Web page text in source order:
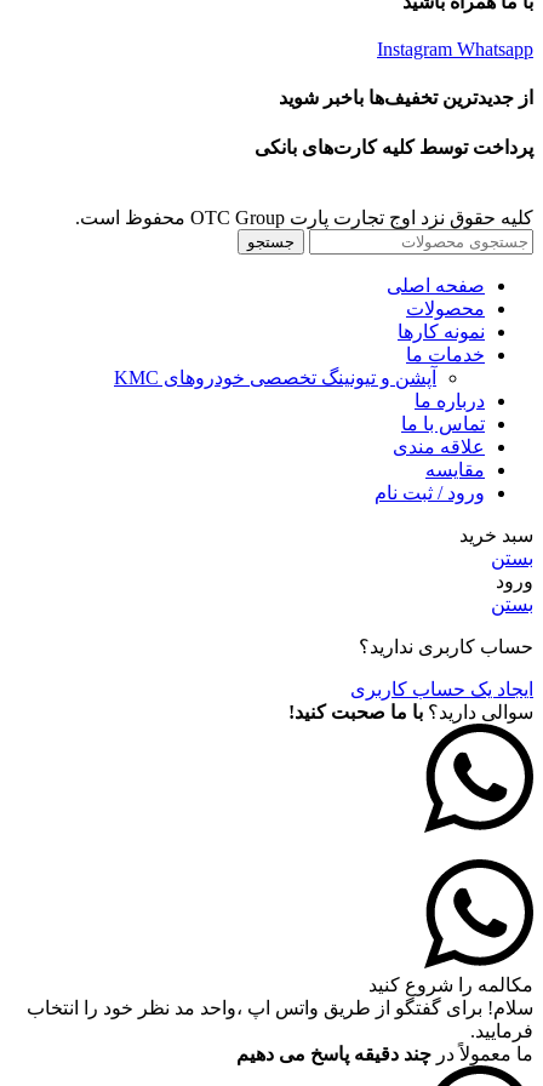
Instagram Whatsapp
از جدیدترین تخفیف‌ها باخبر شوید
پرداخت توسط کلیه کارت‌های بانکی
کلیه حقوق نزد اوج تجارت پارت OTC Group محفوظ است.
جستجو
صفحه اصلی
محصولات
نمونه کارها
خدمات ما
آپشن و تیونینگ تخصصی خودروهای KMC
درباره ما
تماس با ما
علاقه مندی
مقايسه
ورود / ثبت نام
سبد خرید
بستن
ورود
بستن
حساب کاربری ندارید؟
ایجاد یک حساب کاربری
سوالی دارید؟ با ما صحبت کنید!
مکالمه را شروع کنید
سلام! برای گفتگو از طریق واتس اپ ،واحد مد نظر خود را انتخاب
فرمایید.
ما معمولاً در چند دقیقه پاسخ می دهیم